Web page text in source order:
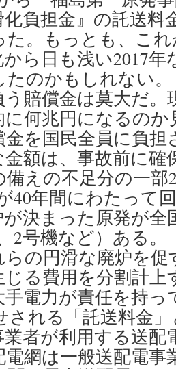
化負担金』の託送料
た。もっとも、こ
ら日も浅い2017
たのかもしれない
賠償金は莫大だ。
に何兆円になるの
金を国民全員に負
額は、事故前に
えの不足分の一部
40年間にわたっ
決まった原発が全
2号機など）ある。
の円滑な廃炉を促
じる費用を分割計
手電力が責任を持
れる「託送料金」
者が利用する送配
電網は一般送配電事